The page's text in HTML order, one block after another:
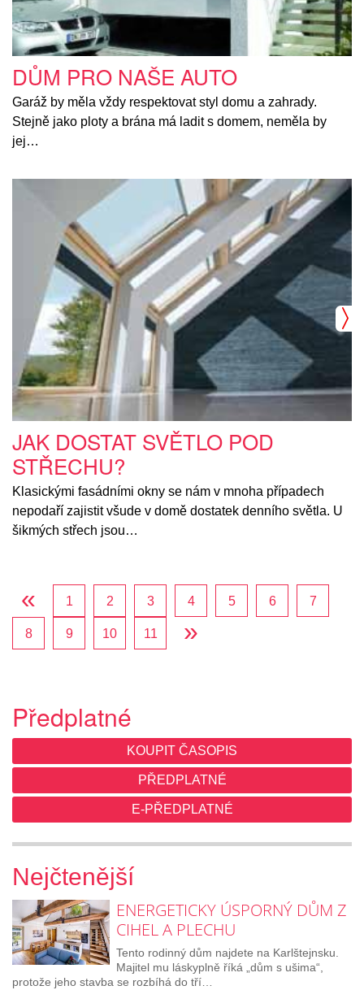
DŮM PRO NAŠE AUTO
Garáž by měla vždy respektovat styl domu a zahrady.
Stejně jako ploty a brána má ladit s domem, neměla by
jej…
JAK DOSTAT SVĚTLO POD
STŘECHU?
Klasickými fasádními okny se nám v mnoha případech
nepodaří zajistit všude v domě dostatek denního světla. U
šikmých střech jsou…
« 1 2 3 4 5 6 7
8 9 10 11 »
Předplatné
KOUPIT ČASOPIS
PŘEDPLATNÉ
E-PŘEDPLATNÉ
Nejčtenější
ENERGETICKY ÚSPORNÝ DŮM Z
CIHEL A PLECHU
Tento rodinný dům najdete na Karlštejnsku.
Majitel mu láskyplně říká „dům s ušima“,
protože jeho stavba se rozbíhá do tří…